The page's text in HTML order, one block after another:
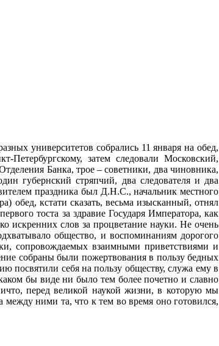
университетов собрались 11 января на обед,
Петербургскому, затем следовали Московский,
Банка, трое – советники, два чиновника,
губернский стряпчий, два следователя и два
праздника был Д.Н.С., начальник местного
обед, кстати сказать, весьма изысканный, отнял
тоста за здравие Государя Императора, как
искренних слов за процветание науки. Не очень
общество, и воспоминаниям дорогого
сопровождаемых взаимными приветствиями и
собраны были пожертвования в пользу бедных
посвятили себя на пользу обществу, служа ему в
бы виде ни было тем более почетно и славно
перед великой наукой жизни, в которую мы
между ними та, что к тем во время оно готовился,